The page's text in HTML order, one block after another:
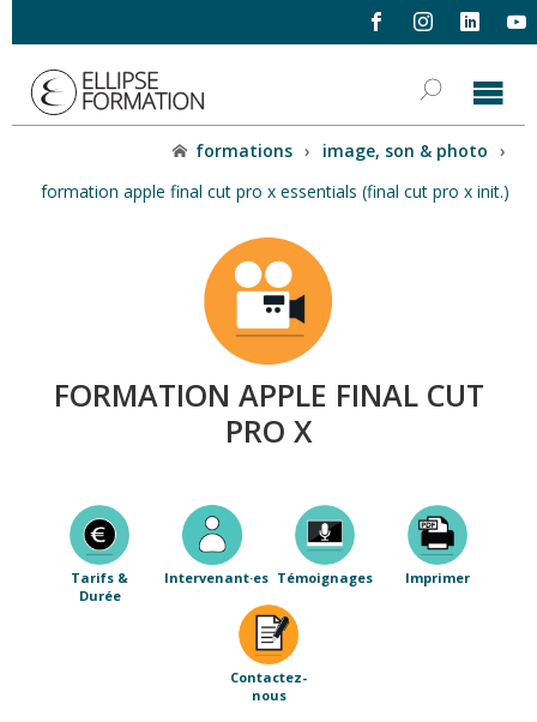
formations › image, son & photo ›
formation apple final cut pro x essentials (final cut pro x init.)
FORMATION APPLE FINAL CUT
PRO X
Tarifs &
Durée
Intervenant·es Témoignages Imprimer
Contactez-
nous